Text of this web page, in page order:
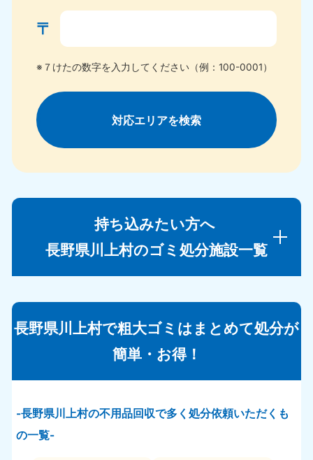
〒
※７けたの数字を入力してください（例：100-0001）
対応エリアを検索
持ち込みたい方へ
長野県川上村のゴミ処分施設一覧
長野県川上村で粗大ゴミはまとめて処分が
簡単・お得！
長野県川上村の不用品回収で多く処分依頼いただくも
の一覧